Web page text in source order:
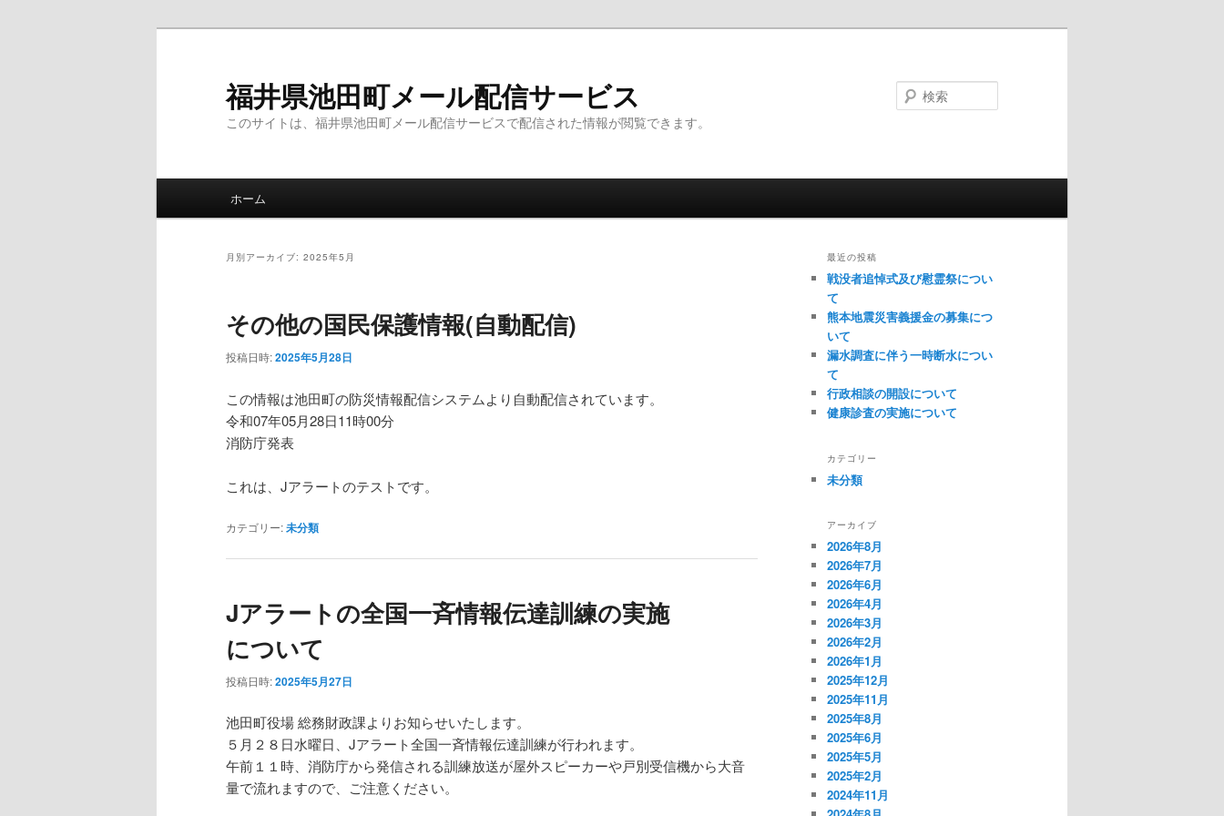
福井県池田町メール配信サービス
このサイトは、福井県池田町メール配信サービスで配信された情報が閲覧できます。
ホーム
月別アーカイブ: 2025年5月
その他の国民保護情報(自動配信)
投稿日時:2025年5月28日
この情報は池田町の防災情報配信システムより自動配信されています。
令和07年05月28日11時00分
消防庁発表
これは、Jアラートのテストです。
カテゴリー:未分類
Jアラートの全国一斉情報伝達訓練の実施
について
投稿日時:2025年5月27日
池田町役場 総務財政課よりお知らせいたします。
５月２８日水曜日、Jアラート全国一斉情報伝達訓練が行われます。
午前１１時、消防庁から発信される訓練放送が屋外スピーカーや戸別受信機から大音
量で流れますので、ご注意ください。
最近の投稿
戦没者追悼式及び慰霊祭につい
て
熊本地震災害義援金の募集につ
いて
漏水調査に伴う一時断水につい
て
行政相談の開設について
健康診査の実施について
カテゴリー
未分類
アーカイブ
2026年8月
2026年7月
2026年6月
2026年4月
2026年3月
2026年2月
2026年1月
2025年12月
2025年11月
2025年8月
2025年6月
2025年5月
2025年2月
2024年11月